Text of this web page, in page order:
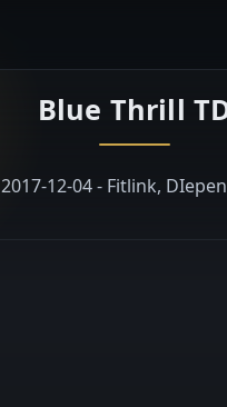
Blue Thrill
2017-12-04 - Fitlink,